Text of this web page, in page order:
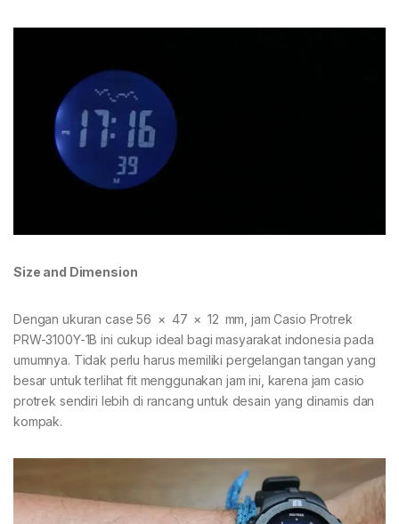
Size and Dimension
Dengan ukuran case 56 × 47 × 12 mm, jam Casio Protrek
PRW-3100Y-1B ini cukup ideal bagi masyarakat indonesia pada
umumnya. Tidak perlu harus memiliki pergelangan tangan yang
besar untuk terlihat fit menggunakan jam ini, karena jam casio
protrek sendiri lebih di rancang untuk desain yang dinamis dan
kompak.